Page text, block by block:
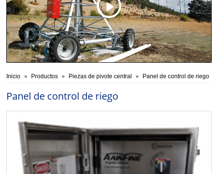
Inicio Productos Piezas de pivote central Panel de control de riego
Panel de control de riego